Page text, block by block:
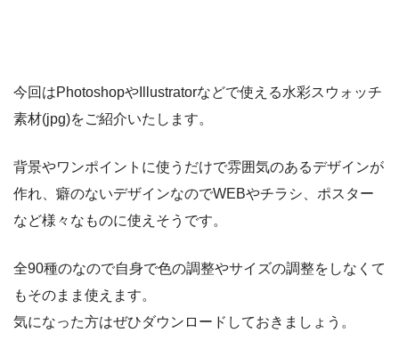
今回はPhotoshopやIllustratorなどで使える水彩スウォッチ
素材(jpg)をご紹介いたします。
背景やワンポイントに使うだけで雰囲気のあるデザインが
作れ、癖のないデザインなのでWEBやチラシ、ポスター
など様々なものに使えそうです。
全90種のなので自身で色の調整やサイズの調整をしなくて
もそのまま使えます。
気になった方はぜひダウンロードしておきましょう。